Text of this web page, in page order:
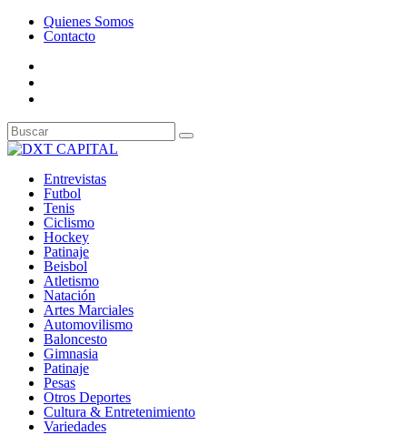
Quienes Somos
Contacto
Entrevistas
Futbol
Tenis
Ciclismo
Hockey
Patinaje
Beisbol
Atletismo
Natación
Artes Marciales
Automovilismo
Baloncesto
Gimnasia
Patinaje
Pesas
Otros Deportes
Cultura & Entretenimiento
Variedades